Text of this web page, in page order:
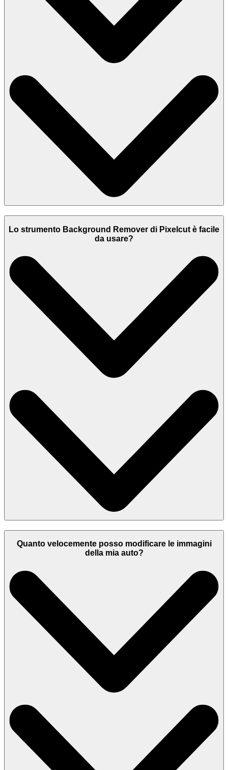
Lo strumento Background Remover di Pixelcut è facile
da usare?
Quanto velocemente posso modificare le immagini
della mia auto?